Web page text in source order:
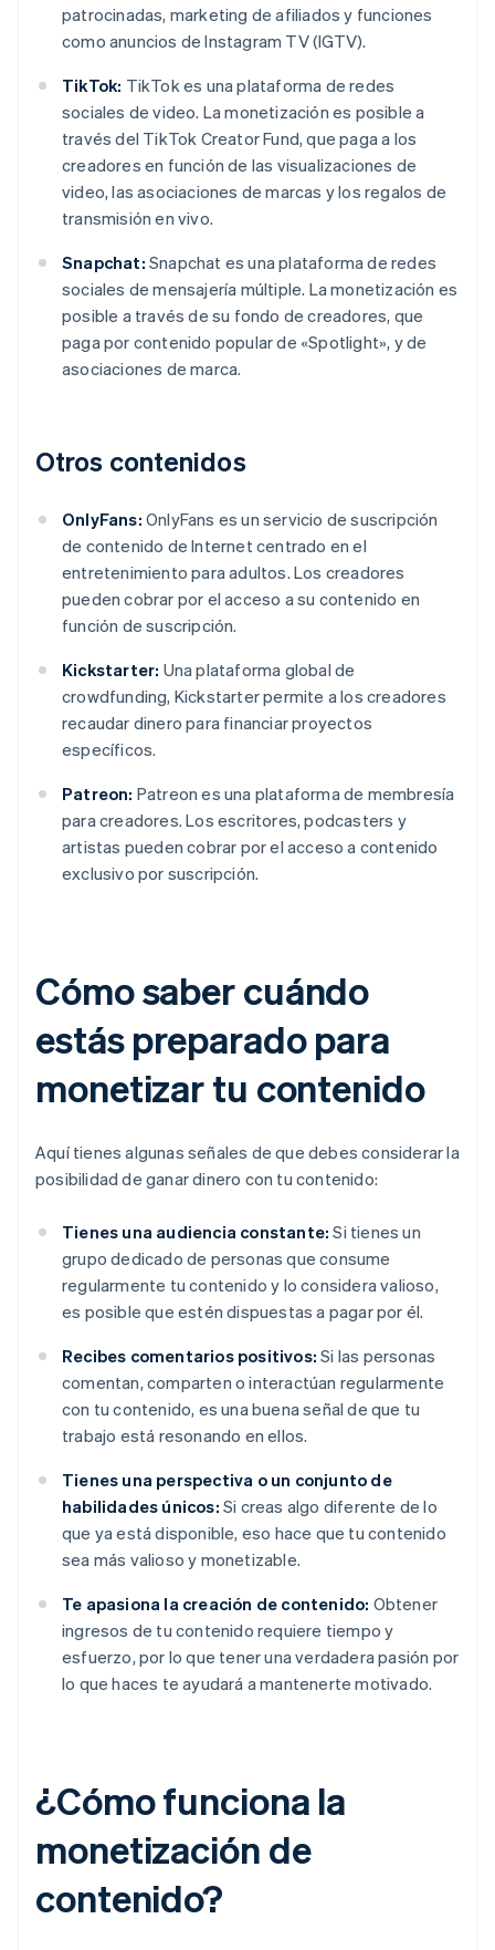
patrocinadas, marketing de afiliados y funciones
como anuncios de Instagram TV (IGTV).
TikTok: TikTok es una plataforma de redes
sociales de video. La monetización es posible a
través del TikTok Creator Fund, que paga a los
creadores en función de las visualizaciones de
video, las asociaciones de marcas y los regalos de
transmisión en vivo.
Snapchat: Snapchat es una plataforma de redes
sociales de mensajería múltiple. La monetización es
posible a través de su fondo de creadores, que
paga por contenido popular de «Spotlight», y de
asociaciones de marca.
Otros contenidos
OnlyFans: OnlyFans es un servicio de suscripción
de contenido de Internet centrado en el
entretenimiento para adultos. Los creadores
pueden cobrar por el acceso a su contenido en
función de suscripción.
Kickstarter: Una plataforma global de
crowdfunding, Kickstarter permite a los creadores
recaudar dinero para financiar proyectos
específicos.
Patreon: Patreon es una plataforma de membresía
para creadores. Los escritores, podcasters y
artistas pueden cobrar por el acceso a contenido
exclusivo por suscripción.
Cómo saber cuándo
estás preparado para
monetizar tu contenido
Aquí tienes algunas señales de que debes considerar la
posibilidad de ganar dinero con tu contenido:
Tienes una audiencia constante: Si tienes un
grupo dedicado de personas que consume
regularmente tu contenido y lo considera valioso,
es posible que estén dispuestas a pagar por él.
Recibes comentarios positivos: Si las personas
comentan, comparten o interactúan regularmente
con tu contenido, es una buena señal de que tu
trabajo está resonando en ellos.
Tienes una perspectiva o un conjunto de
habilidades únicos: Si creas algo diferente de lo
que ya está disponible, eso hace que tu contenido
sea más valioso y monetizable.
Te apasiona la creación de contenido: Obtener
ingresos de tu contenido requiere tiempo y
esfuerzo, por lo que tener una verdadera pasión por
lo que haces te ayudará a mantenerte motivado.
¿Cómo funciona la
monetización de
contenido?